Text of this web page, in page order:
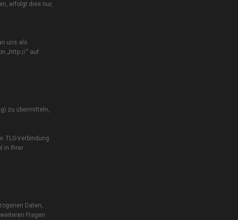
erfolgt dies nur,
uns als
„http://“ auf
zu übermitteln,
TLS-Verbindung.
in Ihrer
Daten,
Fragen